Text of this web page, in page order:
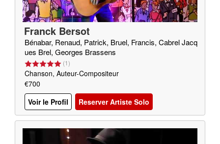
Franck Bersot
Bénabar, Renaud, Patrick, Bruel, Francis, Cabrel Jacq
ues Brel, Georges Brassens
(1)
Chanson, Auteur-Compositeur
€700
Voir le Profil
Reserver Artiste Solo